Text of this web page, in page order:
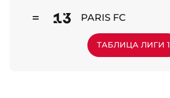
13 PARIS FC
ТАБЛИЦА ЛИГИ 1